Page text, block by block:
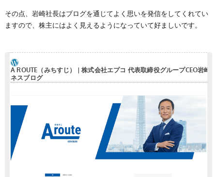
その点、岩崎社長はブログを通じてよく思いを発信をしてくれてい
ますので、株主にはよく見えるようになっていて好ましいです。